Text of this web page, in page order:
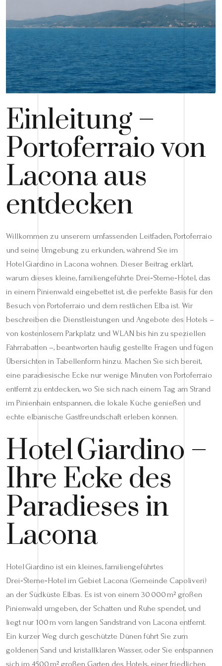
Einleitung –
Portoferraio von
Lacona aus
entdecken
Willkommen zu unserem umfassenden Leitfaden, Portoferraio
und seine Umgebung zu erkunden, während Sie im
Hotel Giardino in Lacona wohnen. Dieser Beitrag erklärt,
warum dieses kleine, familiengeführte Drei‑Sterne‑Hotel, das
in einem Pinienwald eingebettet ist, die perfekte Basis für den
Besuch von Portoferraio und dem restlichen Elba ist. Wir
beschreiben die Dienstleistungen und Angebote des Hotels –
von kostenlosem Parkplatz und WLAN bis hin zu speziellen
Fährrabatten –, beantworten häufig gestellte Fragen und fügen
Übersichten in Tabellenform hinzu. Machen Sie sich bereit,
eine paradiesische Ecke nur wenige Minuten von Portoferraio
entfernt zu entdecken, wo Sie sich nach einem Tag am Strand
im Pinienhain entspannen, die lokale Küche genießen und
echte elbanische Gastfreundschaft erleben können.
Hotel Giardino –
Ihre Ecke des
Paradieses in
Lacona
Hotel Giardino ist ein kleines, familiengeführtes
Drei‑Sterne‑Hotel im Gebiet Lacona (Gemeinde Capoliveri)
an der Südküste Elbas. Es ist von einem 30 000 m² großen
Pinienwald umgeben, der Schatten und Ruhe spendet, und
liegt nur 100 m vom langen Sandstrand von Lacona entfernt.
Ein kurzer Weg durch geschützte Dünen führt Sie zum
goldenen Sand und kristallklaren Wasser, oder Sie entspannen
sich im 4500 m² großen Garten des Hotels, einer friedlichen